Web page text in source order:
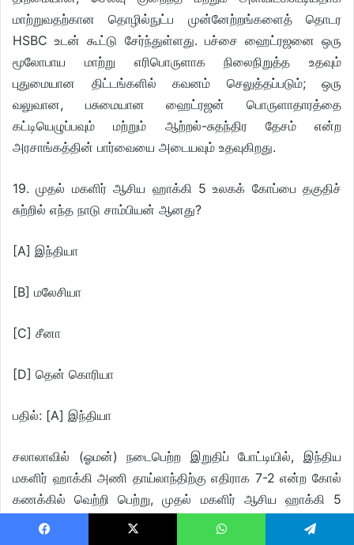
மாற்றுவதற்கான தொழில்நுட்ப முன்னேற்றங்களைத் தொடர
HSBC உடன் கூட்டு சேர்ந்துள்ளது. பச்சை ஹைட்ரஜனை ஒரு
மூலோபாய மாற்று எரிபொருளாக நிலைநிறுத்த உதவும்
புதுமையான திட்டங்களில் கவனம் செலுத்தப்படும்; ஒரு
வலுவான, பசுமையான ஹைட்ரஜன் பொருளாதாரத்தை
கட்டியெழுப்பவும் மற்றும் ஆற்றல்-சுதந்திர தேசம் என்ற
அரசாங்கத்தின் பார்வையை அடையவும் உதவுகிறது.
19. முதல் மகளிர் ஆசிய ஹாக்கி 5 உலகக் கோப்பை தகுதிச்
சுற்றில் எந்த நாடு சாம்பியன் ஆனது?
[A] இந்தியா
[B] மலேசியா
[C] சீனா
[D] தென் கொரியா
பதில்: [A] இந்தியா
சலாலாவில் (ஓமன்) நடைபெற்ற இறுதிப் போட்டியில், இந்திய
மகளிர் ஹாக்கி அணி தாய்லாந்திற்கு எதிராக 7-2 என்ற கோல்
கணக்கில் வெற்றி பெற்று, முதல் மகளிர் ஆசிய ஹாக்கி 5
உலகக் கோப்பை தகுதிச் சுற்றில் சாம்பியன் ஆனது. இந்த